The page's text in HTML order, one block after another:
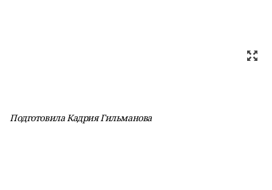
Подготовила Кадрия Гильманова